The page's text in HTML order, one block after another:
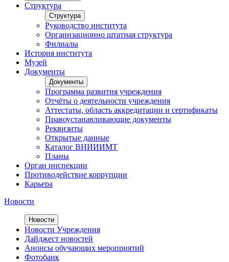
Структура
Структура
Руководство института
Организационно штатная структура
Филиалы
История института
Музей
Документы
Документы
Программа развития учреждения
Отчёты о деятельности учреждения
Аттестаты, область аккредитации и сертификаты
Правоустанавливающие документы
Реквизиты
Открытые данные
Каталог ВНИИИМТ
Планы
Орган инспекции
Противодействие коррупции
Карьера
Новости
Новости
Новости Учреждения
Дайджест новостей
Анонсы обучающих мероприятий
Фотобанк